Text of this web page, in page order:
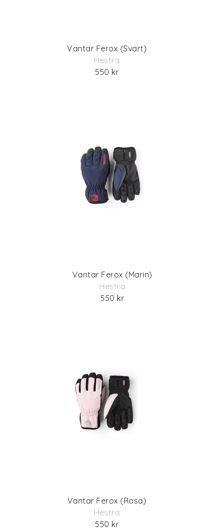
Vantar Ferox (Svart)
Hestra
550 kr
Vantar Ferox (Marin)
Hestra
550 kr
Vantar Ferox (Rosa)
Hestra
550 kr